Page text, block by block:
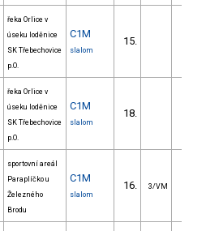
řeka Orlice v
úseku loděnice
SK Třebechovice
p.O.
C1M
slalom
15.
řeka Orlice v
úseku loděnice
SK Třebechovice
p.O.
C1M
slalom
18.
sportovní areál
Paraplíčko u
Železného
Brodu
C1M
slalom
16. 3/VM